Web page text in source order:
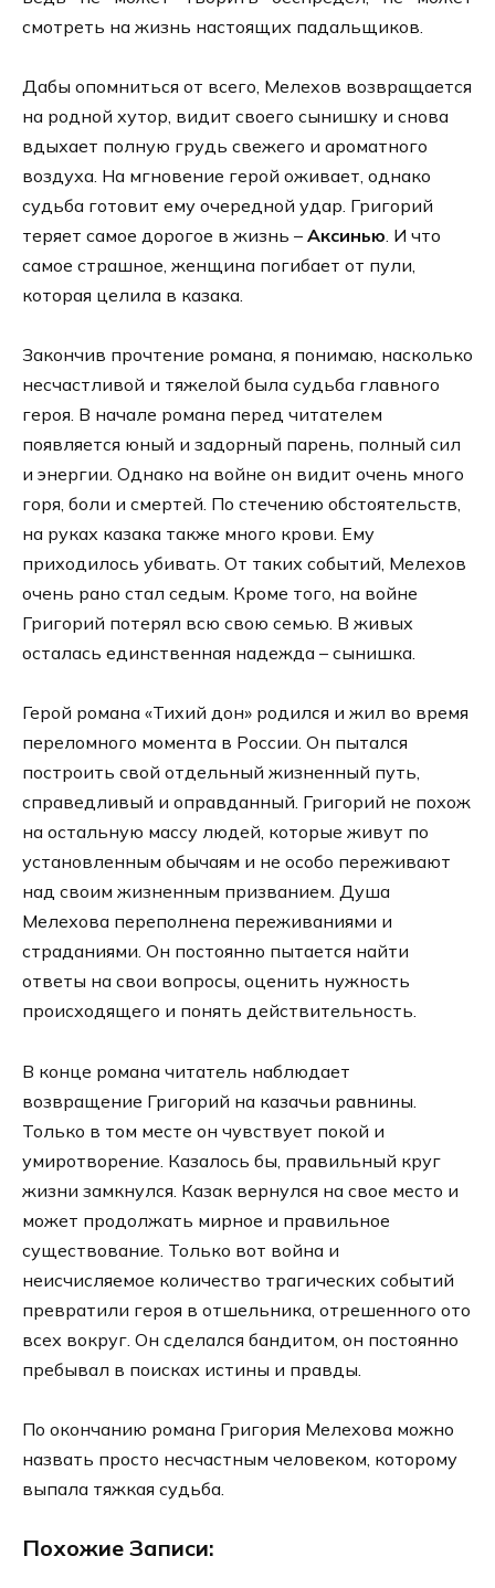
смотреть на жизнь настоящих падальщиков.
Дабы опомниться от всего, Мелехов возвращается
на родной хутор, видит своего сынишку и снова
вдыхает полную грудь свежего и ароматного
воздуха. На мгновение герой оживает, однако
судьба готовит ему очередной удар. Григорий
теряет самое дорогое в жизнь – Аксинью. И что
самое страшное, женщина погибает от пули,
которая целила в казака.
Закончив прочтение романа, я понимаю, насколько
несчастливой и тяжелой была судьба главного
героя. В начале романа перед читателем
появляется юный и задорный парень, полный сил
и энергии. Однако на войне он видит очень много
горя, боли и смертей. По стечению обстоятельств,
на руках казака также много крови. Ему
приходилось убивать. От таких событий, Мелехов
очень рано стал седым. Кроме того, на войне
Григорий потерял всю свою семью. В живых
осталась единственная надежда – сынишка.
Герой романа «Тихий дон» родился и жил во время
переломного момента в России. Он пытался
построить свой отдельный жизненный путь,
справедливый и оправданный. Григорий не похож
на остальную массу людей, которые живут по
установленным обычаям и не особо переживают
над своим жизненным призванием. Душа
Мелехова переполнена переживаниями и
страданиями. Он постоянно пытается найти
ответы на свои вопросы, оценить нужность
происходящего и понять действительность.
В конце романа читатель наблюдает
возвращение Григорий на казачьи равнины.
Только в том месте он чувствует покой и
умиротворение. Казалось бы, правильный круг
жизни замкнулся. Казак вернулся на свое место и
может продолжать мирное и правильное
существование. Только вот война и
неисчисляемое количество трагических событий
превратили героя в отшельника, отрешенного ото
всех вокруг. Он сделался бандитом, он постоянно
пребывал в поисках истины и правды.
По окончанию романа Григория Мелехова можно
назвать просто несчастным человеком, которому
выпала тяжкая судьба.
Похожие Записи: